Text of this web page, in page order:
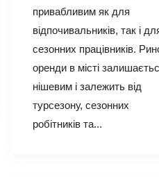
привабливим як для
відпочивальників, так і
сезонних працівників.
оренди в місті
нішевим і залежить від
турсезону, сезонних
робітників та...